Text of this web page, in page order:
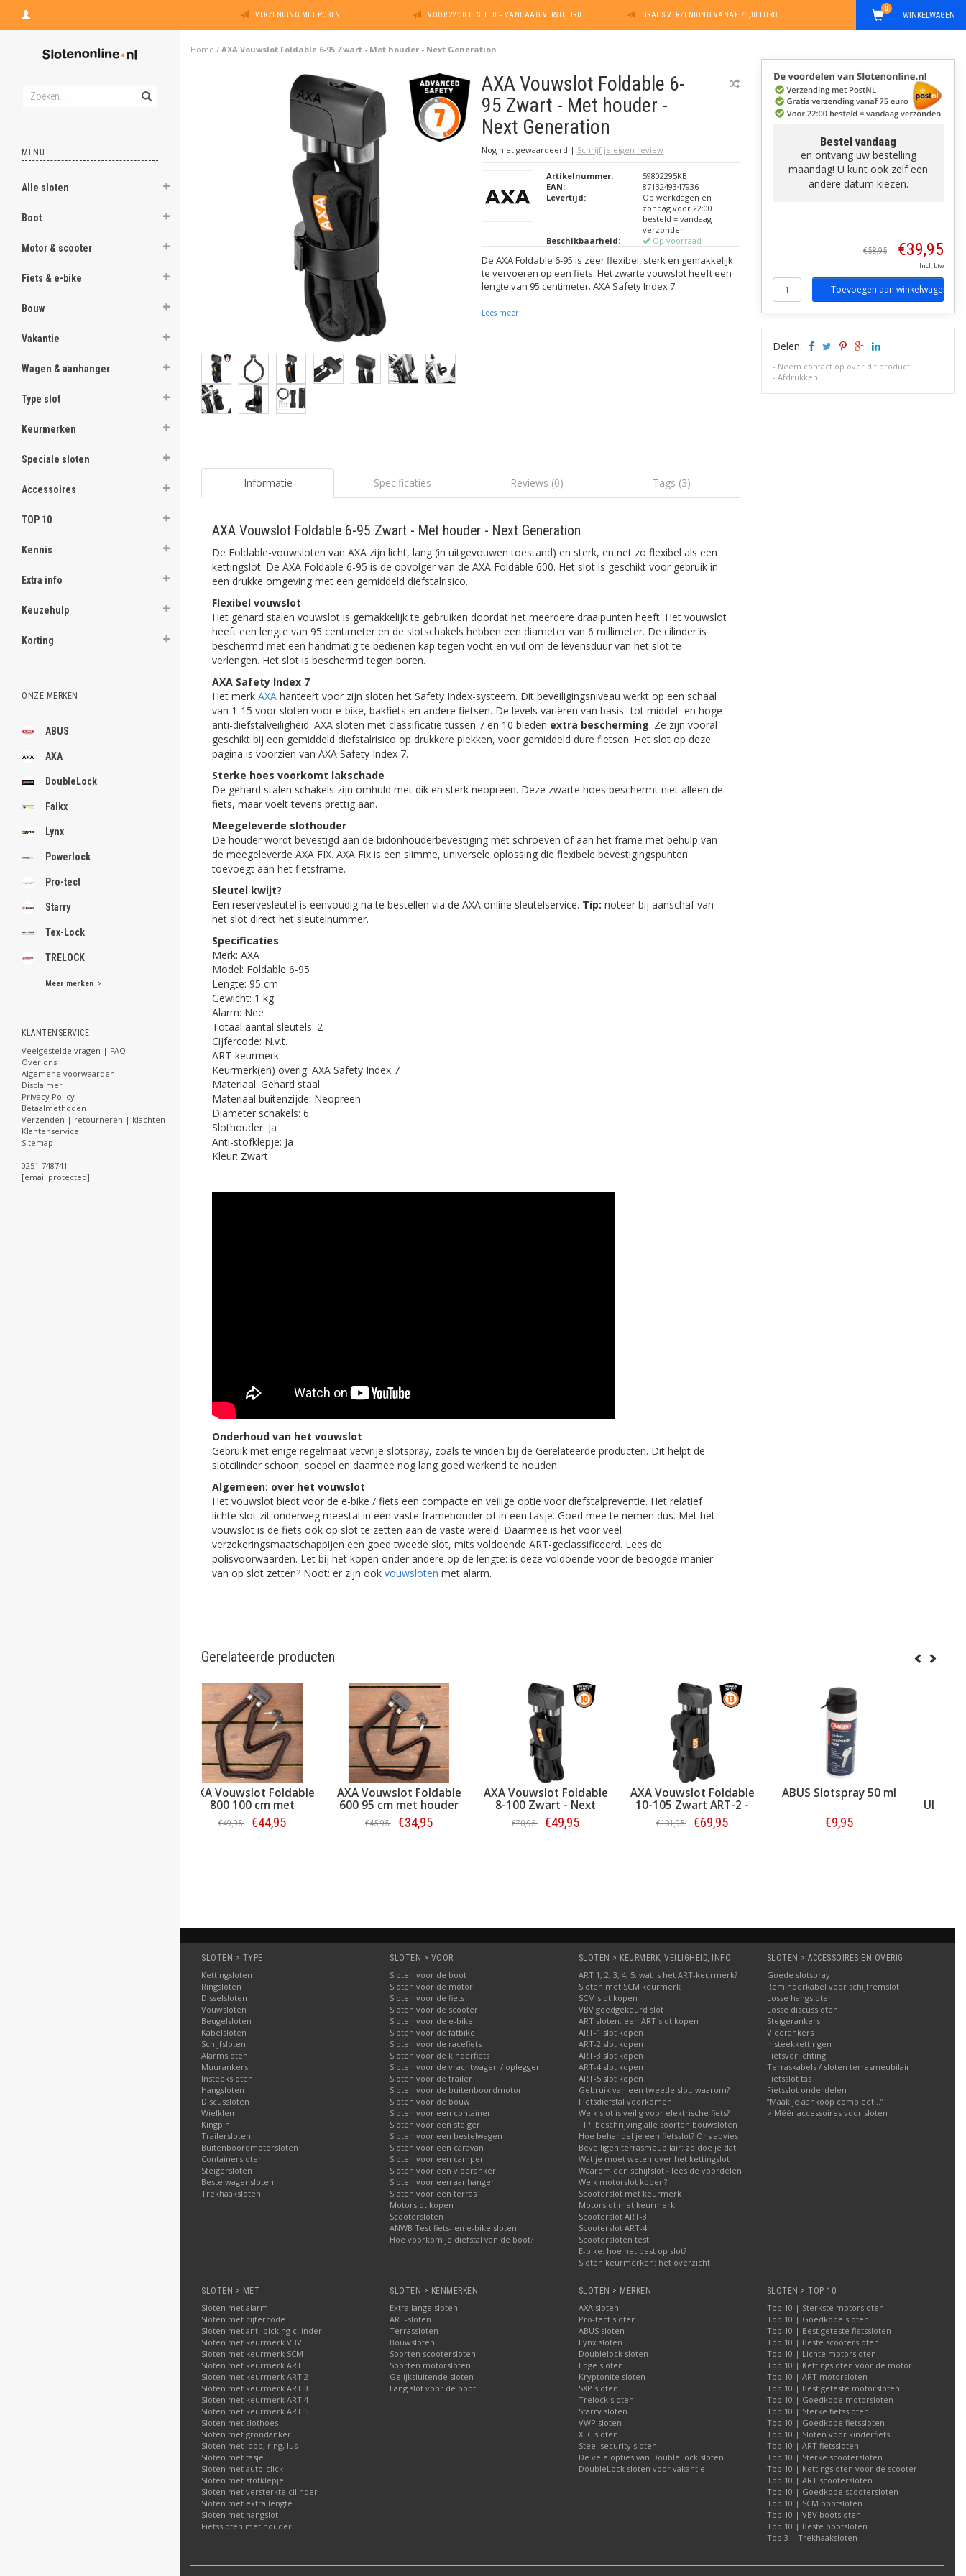
VERZENDING MET POSTNL VOOR 22:00 BESTELD = VANDAAG VERSTUURD GRATIS VERZENDING VANAF 75,00 EURO WINKELWAGEN
0
MENU
Alle sloten
Boot
Motor & scooter
Fiets & e-bike
Bouw
Vakantie
Wagen & aanhanger
Type slot
Keurmerken
Speciale sloten
Accessoires
TOP 10
Kennis
Extra info
Keuzehulp
Korting
ONZE MERKEN
ABUS
AXA
DoubleLock
Falkx
Lynx
Powerlock
Pro-tect
Starry
Tex-Lock
TRELOCK
Meer merken
KLANTENSERVICE
Veelgestelde vragen | FAQ
Over ons
Algemene voorwaarden
Disclaimer
Privacy Policy
Betaalmethoden
Verzenden | retourneren | klachten
Klantenservice
Sitemap
0251-748741
[email protected]
Home / AXA Vouwslot Foldable 6-95 Zwart - Met houder - Next Generation
AXA Vouwslot Foldable 6-
95 Zwart - Met houder -
Next Generation
Nog niet gewaardeerd | Schrijf je eigen review
Artikelnummer:
59802295KB
EAN:
8713249347936
Levertijd:
Op werkdagen en
zondag voor 22:00
besteld = vandaag
verzonden!
Beschikbaarheid:
Op voorraad
De AXA Foldable 6-95 is zeer flexibel, sterk en gemakkelijk
te vervoeren op een fiets. Het zwarte vouwslot heeft een
lengte van 95 centimeter. AXA Safety Index 7.
Lees meer
Informatie Specificaties Reviews (0) Tags (3)
AXA Vouwslot Foldable 6-95 Zwart - Met houder - Next Generation
De Foldable-vouwsloten van AXA zijn licht, lang (in uitgevouwen toestand) en sterk, en net zo flexibel als een
kettingslot. De AXA Foldable 6-95 is de opvolger van de AXA Foldable 600. Het slot is geschikt voor gebruik in
een drukke omgeving met een gemiddeld diefstalrisico.
Flexibel vouwslot
Het gehard stalen vouwslot is gemakkelijk te gebruiken doordat het meerdere draaipunten heeft. Het vouwslot
heeft een lengte van 95 centimeter en de slotschakels hebben een diameter van 6 millimeter. De cilinder is
beschermd met een handmatig te bedienen kap tegen vocht en vuil om de levensduur van het slot te
verlengen. Het slot is beschermd tegen boren.
AXA Safety Index 7
Het merk AXA hanteert voor zijn sloten het Safety Index-systeem. Dit beveiligingsniveau werkt op een schaal
van 1-15 voor sloten voor e-bike, bakfiets en andere fietsen. De levels variëren van basis- tot middel- en hoge
anti-diefstalveiligheid. AXA sloten met classificatie tussen 7 en 10 bieden extra bescherming. Ze zijn vooral
geschikt bij een gemiddeld diefstalrisico op drukkere plekken, voor gemiddeld dure fietsen. Het slot op deze
pagina is voorzien van AXA Safety Index 7.
Sterke hoes voorkomt lakschade
De gehard stalen schakels zijn omhuld met dik en sterk neopreen. Deze zwarte hoes beschermt niet alleen de
fiets, maar voelt tevens prettig aan.
Meegeleverde slothouder
De houder wordt bevestigd aan de bidonhouderbevestiging met schroeven of aan het frame met behulp van
de meegeleverde AXA FIX. AXA Fix is ​​een slimme, universele oplossing die flexibele bevestigingspunten
toevoegt aan het fietsframe.
Sleutel kwijt?
Een reservesleutel is eenvoudig na te bestellen via de AXA online sleutelservice. Tip: noteer bij aanschaf van
het slot direct het sleutelnummer.
Specificaties
Merk: AXA
Model: Foldable 6-95
Lengte: 95 cm
Gewicht: 1 kg
Alarm: Nee
Totaal aantal sleutels: 2
Cijfercode: N.v.t.
ART-keurmerk: -
Keurmerk(en) overig: AXA Safety Index 7
Materiaal: Gehard staal
Materiaal buitenzijde: Neopreen
Diameter schakels: 6
Slothouder: Ja
Anti-stofklepje: Ja
Kleur: Zwart
Onderhoud van het vouwslot
Gebruik met enige regelmaat vetvrije slotspray, zoals te vinden bij de Gerelateerde producten. Dit helpt de
slotcilinder schoon, soepel en daarmee nog lang goed werkend te houden.
Algemeen: over het vouwslot
Het vouwslot biedt voor de e-bike / fiets een compacte en veilige optie voor diefstalpreventie. Het relatief
lichte slot zit onderweg meestal in een vaste framehouder of in een tasje. Goed mee te nemen dus. Met het
vouwslot is de fiets ook op slot te zetten aan de vaste wereld. Daarmee is het voor veel
verzekeringsmaatschappijen een goed tweede slot, mits voldoende ART-geclassificeerd. Lees de
polisvoorwaarden. Let bij het kopen onder andere op de lengte: is deze voldoende voor de beoogde manier
van op slot zetten? Noot: er zijn ook vouwsloten met alarm.
Bestel vandaag
en ontvang uw bestelling
maandag! U kunt ook zelf een
andere datum kiezen.
€58,95 €39,95
Incl. btw
Toevoegen aan winkelwagen
Delen:
- Neem contact op over dit product
-Afdrukken
Gerelateerde producten
AXA Vouwslot Foldable
800 100 cm met
houder donkergrijs
€49,95 €44,95
AXA Vouwslot Foldable
600 95 cm met houder
donkergrijs
€45,95 €34,95
AXA Vouwslot Foldable
8-100 Zwart - Next
Generation
€70,95 €49,95
AXA Vouwslot Foldable
10-105 Zwart ART-2 -
Next Generation
€101,95 €69,95
ABUS Slotspray 50 ml
€9,95
SLOTEN > TYPE
Kettingsloten
Ringsloten
Disselsloten
Vouwsloten
Beugelsloten
Kabelsloten
Schijfsloten
Alarmsloten
Muurankers
Insteeksloten
Hangsloten
Discussloten
Wielklem
Kingpin
Trailersloten
Buitenboordmotorsloten
Containersloten
Steigersloten
Bestelwagensloten
Trekhaaksloten
SLOTEN > VOOR
Sloten voor de boot
Sloten voor de motor
Sloten voor de fiets
Sloten voor de scooter
Sloten voor de e-bike
Sloten voor de fatbike
Sloten voor de racefiets
Sloten voor de kinderfiets
Sloten voor de vrachtwagen / oplegger
Sloten voor de trailer
Sloten voor de buitenboordmotor
Sloten voor de bouw
Sloten voor een container
Sloten voor een steiger
Sloten voor een bestelwagen
Sloten voor een caravan
Sloten voor een camper
Sloten voor een vloeranker
Sloten voor een aanhanger
Sloten voor een terras
Motorslot kopen
Scootersloten
ANWB Test fiets- en e-bike sloten
Hoe voorkom je diefstal van de boot?
SLOTEN > KEURMERK, VEILIGHEID, INFO
ART 1, 2, 3, 4, 5: wat is het ART-keurmerk?
Sloten met SCM keurmerk
SCM slot kopen
VBV goedgekeurd slot
ART sloten: een ART slot kopen
ART-1 slot kopen
ART-2 slot kopen
ART-3 slot kopen
ART-4 slot kopen
ART-5 slot kopen
Gebruik van een tweede slot: waarom?
Fietsdiefstal voorkomen
Welk slot is veilig voor elektrische fiets?
TIP: beschrijving alle soorten bouwsloten
Hoe behandel je een fietsslot? Ons advies
Beveiligen terrasmeubilair: zo doe je dat
Wat je moet weten over het kettingslot
Waarom een schijfslot - lees de voordelen
Welk motorslot kopen?
Scooterslot met keurmerk
Motorslot met keurmerk
Scooterslot ART-3
Scooterslot ART-4
Scootersloten test
E-bike: hoe het best op slot?
Sloten keurmerken: het overzicht
SLOTEN > ACCESSOIRES EN OVERIG
Goede slotspray
Reminderkabel voor schijfremslot
Losse hangsloten
Losse discussloten
Steigerankers
Vloerankers
Insteekkettingen
Fietsverlichting
Terraskabels / sloten terrasmeubilair
Fietsslot tas
Fietsslot onderdelen
“Maak je aankoop compleet…”
> Méér accessoires voor sloten
SLOTEN > MET
Sloten met alarm
Sloten met cijfercode
Sloten met anti-picking cilinder
Sloten met keurmerk VBV
Sloten met keurmerk SCM
Sloten met keurmerk ART
Sloten met keurmerk ART 2
Sloten met keurmerk ART 3
Sloten met keurmerk ART 4
Sloten met keurmerk ART 5
Sloten met slothoes
Sloten met grondanker
Sloten met loop, ring, lus
Sloten met tasje
Sloten met auto-click
Sloten met stofklepje
Sloten met versterkte cilinder
Sloten met extra lengte
Sloten met hangslot
Fietssloten met houder
SLOTEN > KENMERKEN
Extra lange sloten
ART-sloten
Terrassloten
Bouwsloten
Soorten scootersloten
Soorten motorsloten
Gelijksluitende sloten
Lang slot voor de boot
SLOTEN > MERKEN
AXA sloten
Pro-tect sloten
ABUS sloten
Lynx sloten
Doublelock sloten
Edge sloten
Kryptonite sloten
SXP sloten
Trelock sloten
Starry sloten
VWP sloten
XLC sloten
Steel security sloten
De vele opties van DoubleLock sloten
DoubleLock sloten voor vakantie
SLOTEN > TOP 10
Top 10 | Sterkste motorsloten
Top 10 | Goedkope sloten
Top 10 | Best geteste fietssloten
Top 10 | Beste scootersloten
Top 10 | Lichte motorsloten
Top 10 | Kettingsloten voor de motor
Top 10 | ART motorsloten
Top 10 | Best geteste motorsloten
Top 10 | Goedkope motorsloten
Top 10 | Sterke fietssloten
Top 10 | Goedkope fietssloten
Top 10 | Sloten voor kinderfiets
Top 10 | ART fietssloten
Top 10 | Sterke scootersloten
Top 10 | Kettingsloten voor de scooter
Top 10 | ART scootersloten
Top 10 | Goedkope scootersloten
Top 10 | SCM bootsloten
Top 10 | VBV bootsloten
Top 10 | Beste bootsloten
Top 3 | Trekhaaksloten